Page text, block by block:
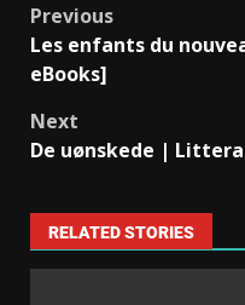
Previous
Les enfants du
eBooks]
Next
De uønskede |
RELATED STORIES